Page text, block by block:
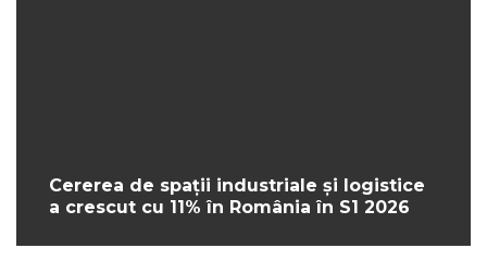
Cererea de spații industriale și logistice
a crescut cu 11% în România în S1 2026